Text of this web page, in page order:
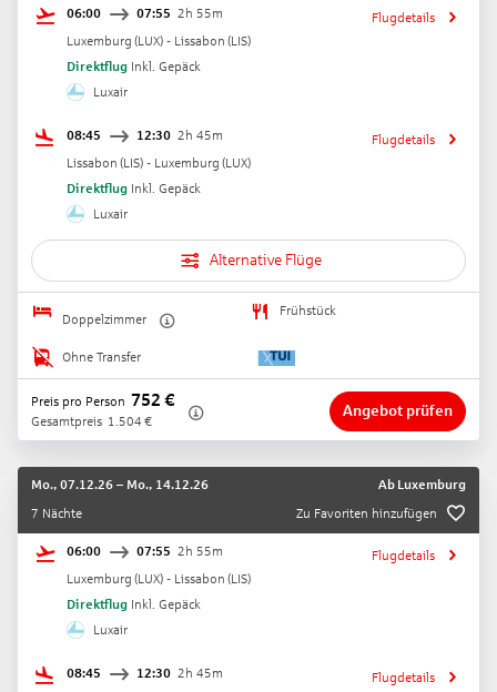
06:00 07:55 2h 55m
Luxemburg (LUX) - Lissabon (LIS)
Direktflug Inkl. Gepäck
Luxair
Flugdetails
08:45 12:30 2h 45m
Lissabon (LIS) - Luxemburg (LUX)
Direktflug Inkl. Gepäck
Luxair
Flugdetails
Alternative Flüge
Doppelzimmer
Frühstück
Ohne Transfer
Preis pro Person 752 €
Gesamtpreis 1.504 €
Angebot prüfen
Mo., 07.12.26 – Mo., 14.12.26 Ab Luxemburg
7 Nächte
Zu Favoriten hinzufügen
06:00 07:55 2h 55m
Luxemburg (LUX) - Lissabon (LIS)
Direktflug Inkl. Gepäck
Luxair
Flugdetails
08:45 12:30 2h 45m
Flugdetails